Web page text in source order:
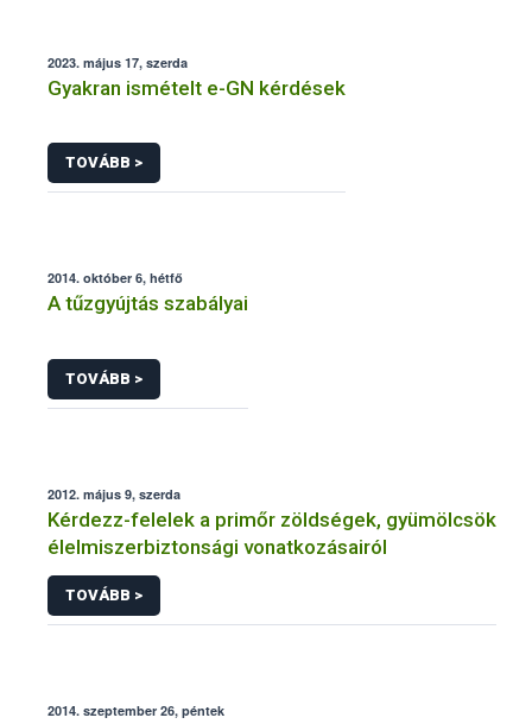
2023. május 17, szerda
Gyakran ismételt e-GN kérdések
TOVÁBB >
2014. október 6, hétfő
A tűzgyújtás szabályai
TOVÁBB >
2012. május 9, szerda
Kérdezz-felelek a primőr zöldségek, gyümölcsök
élelmiszerbiztonsági vonatkozásairól
TOVÁBB >
2014. szeptember 26, péntek